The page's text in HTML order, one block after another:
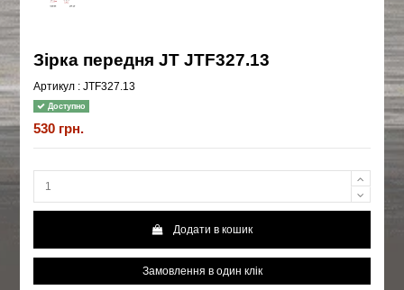
Зірка передня JT JTF327.13
Артикул : JTF327.13
Доступно
530 грн.
Додати в кошик
Замовлення в один клік